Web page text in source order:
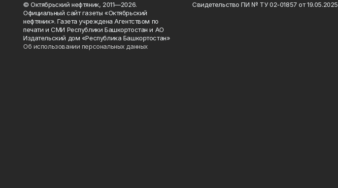
© Октябрьский нефтяник, 2011—2026.
Официальный сайт газеты «Октябрьский
нефтяник». Газета учреждена Агентством по
печати и СМИ Республики Башкортостан и АО
Издательский дом «Республика Башкортостан»
Об использовании персональных данных
Свидетельство ПИ № ТУ 02-01857 от 19.05.2025